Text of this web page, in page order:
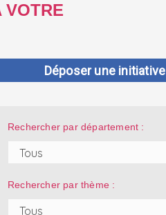
VOTRE
Déposer une initiative
Rechercher par département :
Rechercher par thème :